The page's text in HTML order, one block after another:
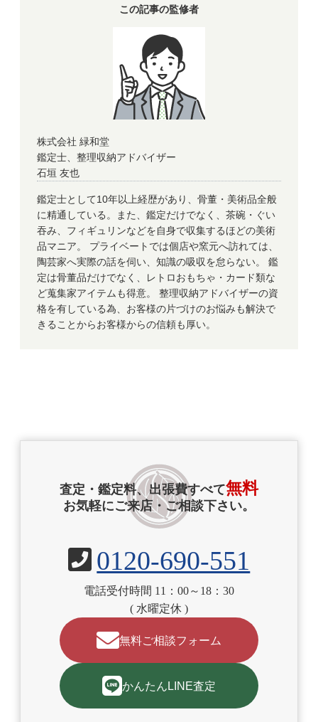
この記事の監修者
株式会社 緑和堂
鑑定士、整理収納アドバイザー
石垣 友也
鑑定士として10年以上経歴があり、骨董・美術品全般
に精通している。また、鑑定だけでなく、茶碗・ぐい
吞み、フィギュリンなどを自身で収集するほどの美術
品マニア。 プライベートでは個店や窯元へ訪れては、
陶芸家へ実際の話を伺い、知識の吸収を怠らない。 鑑
定は骨董品だけでなく、レトロおもちゃ・カード類な
ど蒐集家アイテムも得意。 整理収納アドバイザーの資
格を有している為、お客様の片づけのお悩みも解決で
きることからお客様からの信頼も厚い。
査定・鑑定料、出張費すべて無料
お気軽にご来店・ご相談下さい。
0120-690-551
電話受付時間 11：00～18：30
( 水曜定休 )
無料ご相談フォーム
かんたんLINE査定